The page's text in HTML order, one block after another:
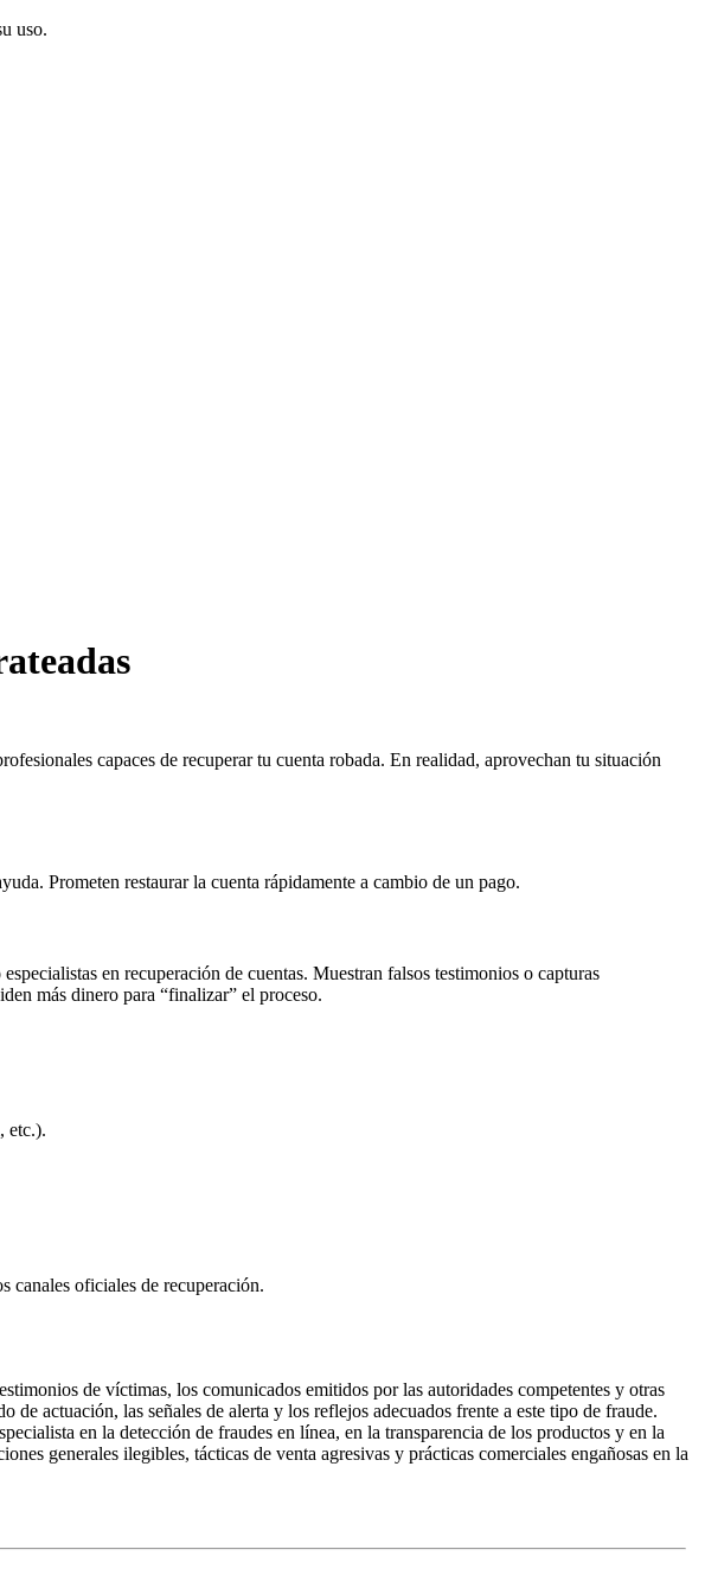
uso.
capaces de recuperar tu cuenta robada. En realidad, aprovechan tu situación
Prometen restaurar la cuenta rápidamente a cambio de un pago.
en recuperación de cuentas. Muestran falsos testimonios o capturas
más dinero para “finalizar” el proceso.
etc.).
canales oficiales de recuperación.
de víctimas, los comunicados emitidos por las autoridades competentes y otras
actuación, las señales de alerta y los reflejos adecuados frente a este tipo de fraude.
en la detección de fraudes en línea, en la transparencia de los productos y en la
generales ilegibles, tácticas de venta agresivas y prácticas comerciales engañosas en la